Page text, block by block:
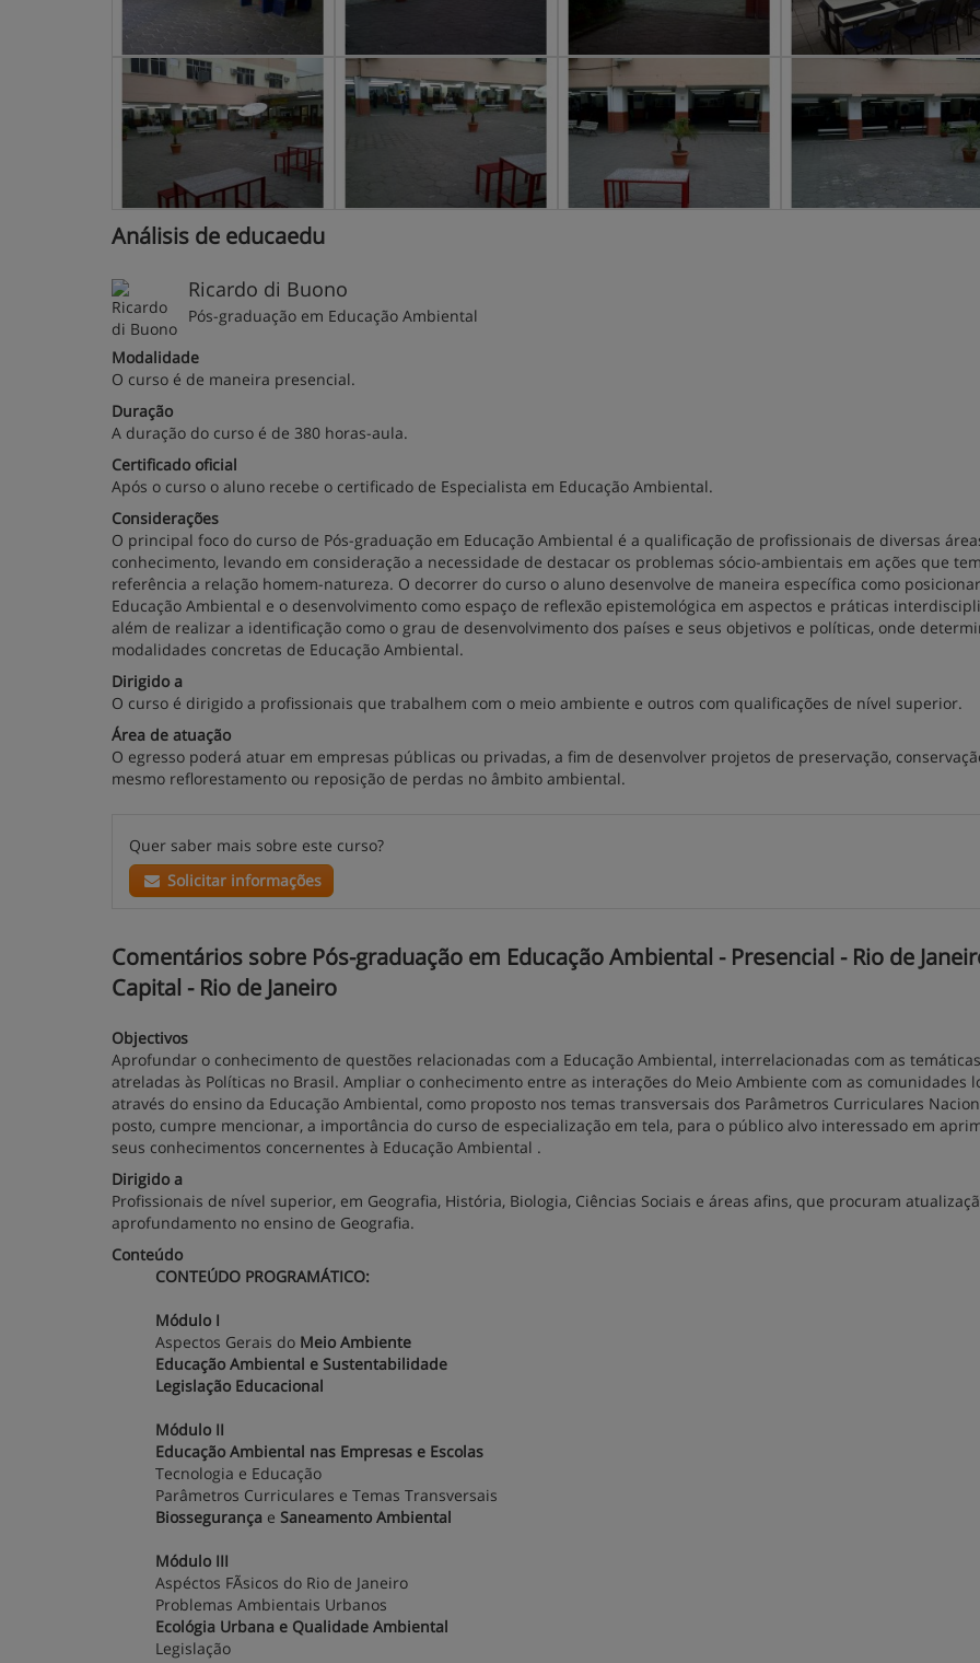
Análisis de educaedu
Ricardo di Buono
Pós-graduação em Educação Ambiental
Modalidade
O curso é de maneira presencial.
Duração
A duração do curso é de 380 horas-aula.
Certificado oficial
Após o curso o aluno recebe o certificado de Especialista em Educação Ambiental.
Considerações
O principal foco do curso de Pós-graduação em Educação Ambiental é a qualificação de profissionais de diversas
conhecimento, levando em consideração a necessidade de destacar os problemas sócio-ambientais em ações que
referência a relação homem-natureza. O decorrer do curso o aluno desenvolve de maneira específica como
Educação Ambiental e o desenvolvimento como espaço de reflexão epistemológica em aspectos e práticas
além de realizar a identificação como o grau de desenvolvimento dos países e seus objetivos e políticas, onde
modalidades concretas de Educação Ambiental.
Dirigido a
O curso é dirigido a profissionais que trabalhem com o meio ambiente e outros com qualificações de nível superior.
Área de atuação
O egresso poderá atuar em empresas públicas ou privadas, a fim de desenvolver projetos de preservação,
mesmo reflorestamento ou reposição de perdas no âmbito ambiental.
Quer saber mais sobre este curso?
Solicitar informações
Comentários sobre Pós-graduação em Educação Ambiental - Presencial - Rio de
Capital - Rio de Janeiro
Objectivos
Aprofundar o conhecimento de questões relacionadas com a Educação Ambiental, interrelacionadas com as temáticas
atreladas às Políticas no Brasil. Ampliar o conhecimento entre as interações do Meio Ambiente com as comunidades
através do ensino da Educação Ambiental, como proposto nos temas transversais dos Parâmetros Curriculares
posto, cumpre mencionar, a importância do curso de especialização em tela, para o público alvo interessado em
seus conhecimentos concernentes à Educação Ambiental .
Dirigido a
Profissionais de nível superior, em Geografia, História, Biologia, Ciências Sociais e áreas afins, que procuram
aprofundamento no ensino de Geografia.
Conteúdo
CONTEÚDO PROGRAMÁTICO:
Módulo I
Aspectos Gerais do Meio Ambiente
Educação Ambiental e Sustentabilidade
Legislação Educacional
Módulo II
Educação Ambiental nas Empresas e Escolas
Tecnologia e Educação
Parâmetros Curriculares e Temas Transversais
Biossegurança e Saneamento Ambiental
Módulo III
Aspéctos FÃ­sicos do Rio de Janeiro
Problemas Ambientais Urbanos
Ecológia Urbana e Qualidade Ambiental
Legislação